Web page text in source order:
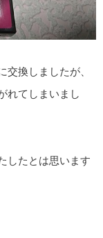
換しましたが、
れてしまいまし
したとは思います